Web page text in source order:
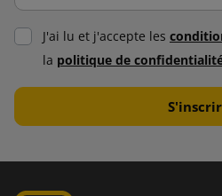
J'ai lu et j'accepte les
la politique de